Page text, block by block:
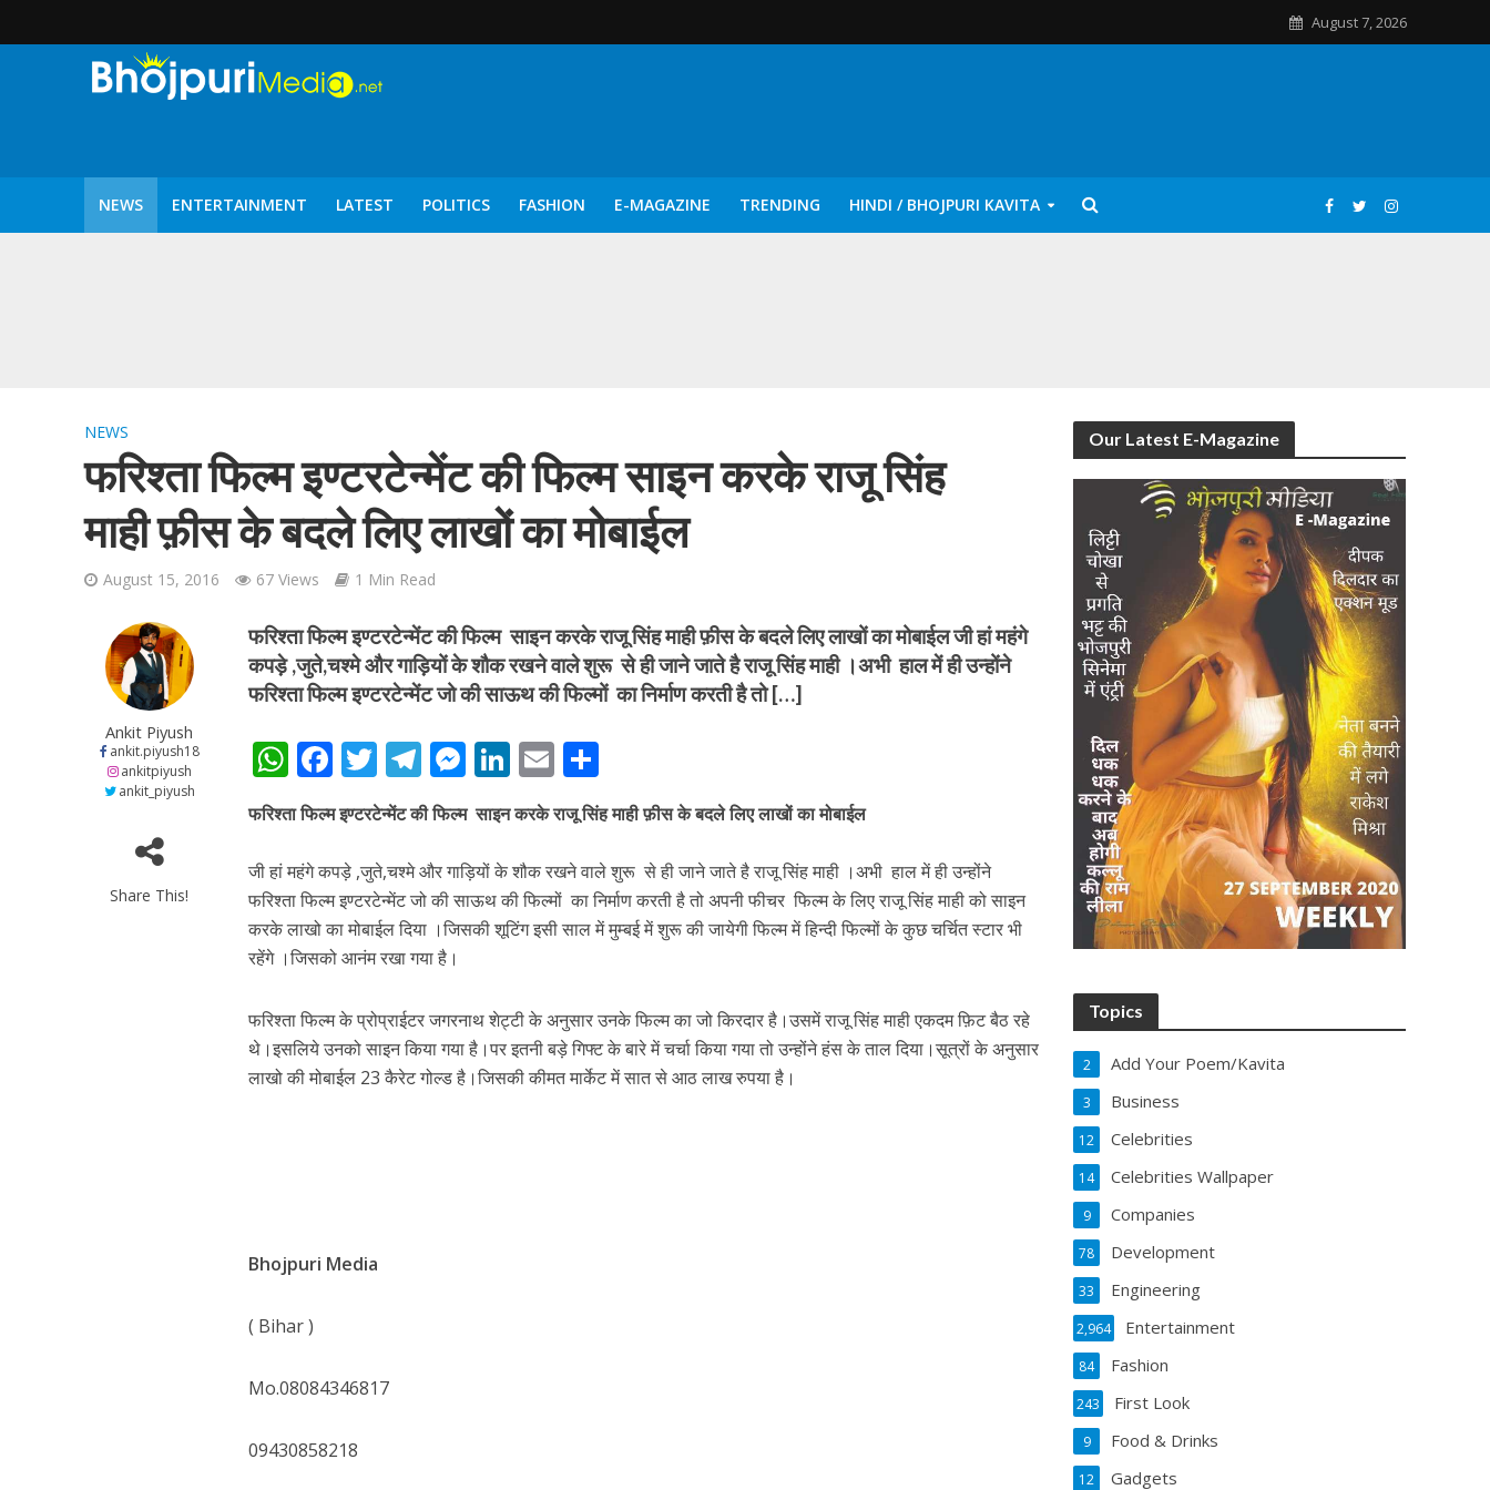
August 7, 2026
NEWS ENTERTAINMENT LATEST POLITICS FASHION E-MAGAZINE TRENDING HINDI / BHOJPURI KAVITA
शिवानी सिंह का नया बोलबम गीत तोहरे के मांगिला जानु हुआ रिलीज, दर्शकों का मिल रहा भरपूर प्यार
वर्ल्डवाइड रिकॉर्ड्स भोजपुरी का नया धमाकेदार गाना जल्द, दुबई की खूबसूरत लोकेशन्स पर हो रही है शूटिंग
NEWS
फरिश्ता फिल्म इण्टरटेन्मेंट की फिल्म साइन करके राजू सिंह
माही फ़ीस के बदले लिए लाखों का मोबाईल
August 15, 2016 67 Views 1 Min Read
Ankit Piyush
ankit.piyush18
ankitpiyush
ankit_piyush
Share This!
फरिश्ता फिल्म इण्टरटेन्मेंट की फिल्म साइन करके राजू सिंह माही फ़ीस के बदले लिए लाखों का मोबाईल जी हां महंगे
कपड़े ,जुते,चश्मे और गाड़ियों के शौक रखने वाले शुरू से ही जाने जाते है राजू सिंह माही ।अभी हाल में ही उन्होंने
फरिश्ता फिल्म इण्टरटेन्मेंट जो की साऊथ की फिल्मों का निर्माण करती है तो […]
W
h
at
s
A
p
p
F
e
b
o
o
k
T
w
itt
er
T
el
e
gr
a
m
M
ss
e
n
g
Li
k
e
dI
n
E
m
ai
l
ar
e
फरिश्ता फिल्म इण्टरटेन्मेंट की फिल्म साइन करके राजू सिंह माही फ़ीस के बदले लिए लाखों का मोबाईल
जी हां महंगे कपड़े ,जुते,चश्मे और गाड़ियों के शौक रखने वाले शुरू से ही जाने जाते है राजू सिंह माही ।अभी हाल में ही उन्होंने
फरिश्ता फिल्म इण्टरटेन्मेंट जो की साऊथ की फिल्मों का निर्माण करती है तो अपनी फीचर फिल्म के लिए राजू सिंह माही को साइन
करके लाखो का मोबाईल दिया ।जिसकी शूटिंग इसी साल में मुम्बई में शुरू की जायेगी फिल्म में हिन्दी फिल्मों के कुछ चर्चित स्टार भी
रहेंगे ।जिसको आनंम रखा गया है।
फरिश्ता फिल्म के प्रोप्राईटर जगरनाथ शेट्टी के अनुसार उनके फिल्म का जो किरदार है।उसमें राजू सिंह माही एकदम फ़िट बैठ रहे
थे।इसलिये उनको साइन किया गया है।पर इतनी बड़े गिफ्ट के बारे में चर्चा किया गया तो उन्होंने हंस के ताल दिया।सूत्रों के अनुसार
लाखो की मोबाईल 23 कैरेट गोल्ड है।जिसकी कीमत मार्केट में सात से आठ लाख रुपया है।
Bhojpuri Media
( Bihar )
Mo.08084346817
09430858218
Our Latest E-Magazine
Topics
Add Your Poem/Kavita
2
Business
3
Celebrities
12
Celebrities Wallpaper
14
Companies
9
Development
78
Engineering
33
Entertainment
2,964
Fashion
84
First Look
243
Food & Drinks
9
Gadgets
12